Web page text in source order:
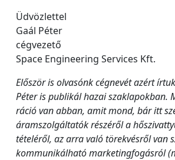
Üdvözlettel
Gaál Péter
cégvezető
Space Engineering Services Kft.
Először is olvasónk cégnevét azért
Péter is publikál hazai szaklapokban.
ráció van abban, amit mond, bár itt
áramszolgáltatók részéről a
tételéről, az arra való törekvésről van
kommunikálható marketingfogásról